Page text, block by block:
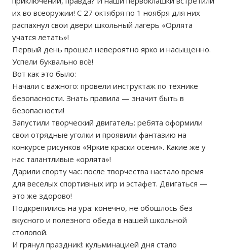
их во всеоружии! С 27 октября по 1 ноября для них
распахнул свои двери школьный лагерь «Орлята
учатся летать»!
Первый день прошел невероятно ярко и насыщенно.
Успели буквально всё!
Вот как это было:
Начали с важного: провели инструктаж по технике
безопасности. Знать правила — значит быть в
безопасности!
Запустили творческий двигатель: ребята оформили
свои отрядные уголки и проявили фантазию на
конкурсе рисунков «Яркие краски осени». Какие же у
нас талантливые «орлята»!
Дарили спорту час: после творчества настало время
для веселых спортивных игр и эстафет. Двигаться —
это же здорово!
Подкрепились на ура: конечно, не обошлось без
вкусного и полезного обеда в нашей школьной
столовой.
И грянул праздник!: кульминацией дня стало